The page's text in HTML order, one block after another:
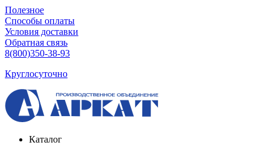
Полезное
Способы оплаты
Условия доставки
Обратная связь
8(800)350-38-93
Круглосуточно
Каталог